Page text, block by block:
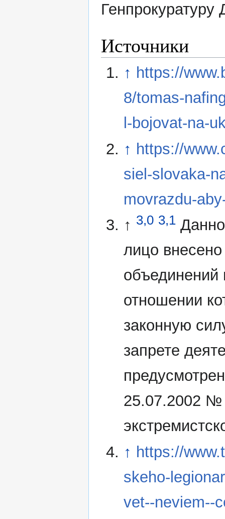
Генпрокуратуру
Источники
↑ https://
8/tomas-
l-bojovat-na-
↑ https://
siel-slovaka-
movrazdu-
↑ 3,0 3,1
лицо
объединений
отношении
законную
запрете
25.07.2002 №
↑ https://
skeho-
vet--neviem--